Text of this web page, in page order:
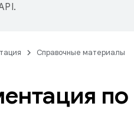
.
Справочные материалы